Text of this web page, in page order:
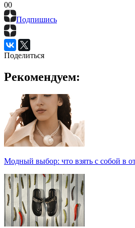
00
Подпишись
Поделиться
Рекомендуем:
Модный выбор: что взять с собой в